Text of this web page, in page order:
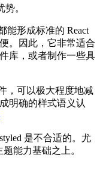
。
能形成标准的 React
。因此，它非常适合
库，或者制作一些具
，可以极大程度地减
明确的样式语义认
是不合适的。尤
能力基础之上。